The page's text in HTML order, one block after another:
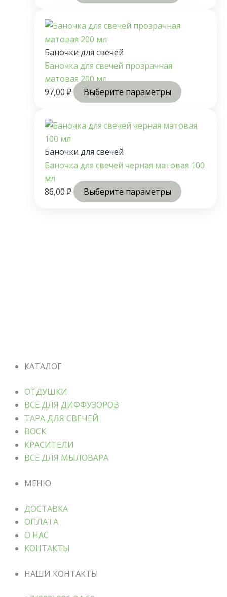
Баночки для свечей
Баночка для свечей прозрачная
матовая 200 мл
97,00 ₽ Выберите параметры
Баночки для свечей
Баночка для свечей черная матовая 100
мл
86,00 ₽ Выберите параметры
КАТАЛОГ
ОТДУШКИ
ВСЕ ДЛЯ ДИФФУЗОРОВ
ТАРА ДЛЯ СВЕЧЕЙ
ВОСК
КРАСИТЕЛИ
ВСЕ ДЛЯ МЫЛОВАРА
МЕНЮ
ДОСТАВКА
ОПЛАТА
О НАС
КОНТАКТЫ
НАШИ КОНТАКТЫ